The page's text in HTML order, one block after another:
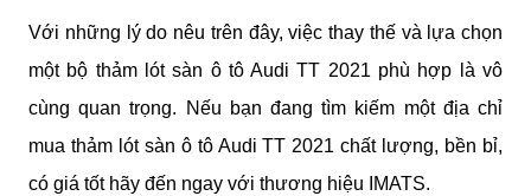
Với những lý do nêu trên đây, việc thay thế và lựa chọn
một bộ thảm lót sàn ô tô Audi TT 2021 phù hợp là vô
cùng quan trọng. Nếu bạn đang tìm kiếm một địa chỉ
mua thảm lót sàn ô tô Audi TT 2021 chất lượng, bền bỉ,
có giá tốt hãy đến ngay với thương hiệu IMATS.